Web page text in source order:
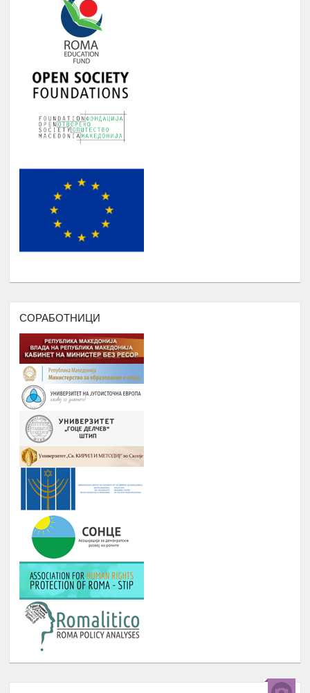
приватни фирми и компании
БИБЛИОТЕКА НА РОМАВЕРЗИТАС
Студенти и корисници на
Ромаверзитас. Набавка на нови книги
потребни за користење од страна на
студентите на Ромаверзитас
МЕСЕЧНИ СОСТАНОЦИ СО
СТУДЕНТИТЕ НА РОМАВЕРЗИТАС И
СТУДЕНТИ И СРЕДНОШКОЛЦИ
КОРИСНИЦИ НА СТИПЕНДИЈА
НАДОГРАДБА НА ПЛАТФОРМА
Еромаверзитас И МОБИЛНА
АПЛИКАЦИЈА ЗА РЕГИСТРИРАЊЕ
НА СИТЕ СТУДЕНТИ И КОРИСНИЦИ
8.
,ФОРМИРАЊЕ И ФУНКЦИОНИРАЊЕ
НА УНИЈА НА МЛАДИ НА
РОМАВЕРЗИТАС
Дебати, номинација и наградување
на најдобрите студенти на
генерацијата, Подршка на СИП
(студентски иницијативи, кампањи),
ЕРомаверзитас и користење на
мобилна апликација еРомаверзитас.
9.
ЗАБАВА, ПИКНИК, ТЕАТАР,
ФИЛМСКА ВЕЧЕР И ДРУГИ
ИНИЦИЈАТИВИ
10.
РОМА ИНДЕКС
Број на вклучени лица: 5 лица и еден
ментор
11.
ОДБЕЛЕЖУВАЊЕ НА ВАЖНИ
ДАТУМИ ЗА РОМСКИОТ НАРОД
12.
Број : 7 студенти на Ромаверзитас и
10 матуранти
ПОДГОТОВКА НА БИЗНИС
Јуни –
СОРАБОТНИЦИ